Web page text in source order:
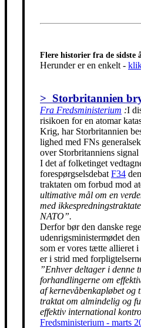
Flere historier fra de sidste
Herunder er en enkelt -
> Storbritannien
Fra Fredsministerium :I
risikoen for en atomar
Krig, har Storbritannien
lighed med FNs
over Storbritanniens
I det af folketinget
forespørgselsdebat F34
traktaten om forbud mod
ultimative mål om en
med
NATO”.
Derfor bør den danske
udenrigsministermødet
som er vores tætte allieret
er i strid med
”Enhver deltager i denne
forhandlingerne om
af kernevåbenkapløbet og
traktat om almindelig og
effektiv international
Fredsministerium - marts